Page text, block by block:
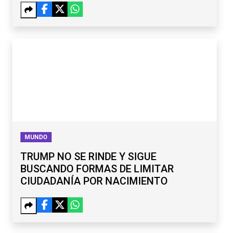
MUNDO
TRUMP NO SE RINDE Y SIGUE
BUSCANDO FORMAS DE LIMITAR
CIUDADANÍA POR NACIMIENTO